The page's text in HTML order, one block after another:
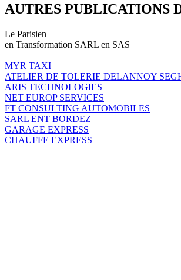
AUTRES PUBLICATIONS
Le Parisien
en Transformation SARL en SAS
MYR TAXI
ATELIER DE TOLERIE DELANNOY
ARIS TECHNOLOGIES
NET EUROP SERVICES
FT CONSULTING AUTOMOBILES
SARL ENT BORDEZ
GARAGE EXPRESS
CHAUFFE EXPRESS